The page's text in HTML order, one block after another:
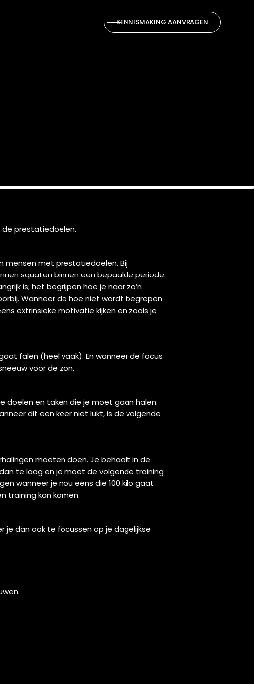
KENNISMAKING AANVRAGEN
de prestatiedoelen.
mensen met prestatiedoelen. Bij
squaten binnen een bepaalde periode.
is; het begrijpen hoe je naar zo’n
Wanneer de hoe niet wordt begrepen
extrinsieke motivatie kijken en zoals je
falen (heel vaak). En wanneer de focus
voor de zon.
doelen en taken die je moet gaan halen.
dit een keer niet lukt, is de volgende
moeten doen. Je behaalt in de
te laag en je moet de volgende training
wanneer je nou eens die 100 kilo gaat
training kan komen.
je dan ook te focussen op je dagelijkse